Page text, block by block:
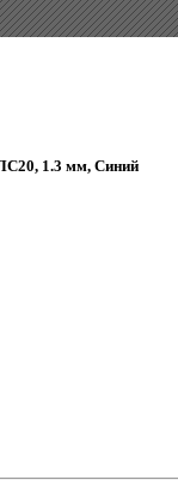
1.3 мм, Синий